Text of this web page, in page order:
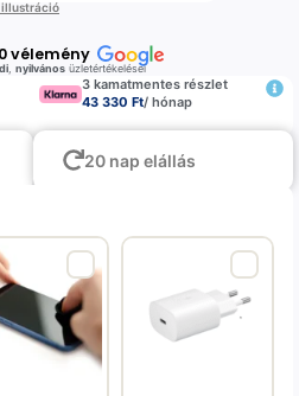
illustráció
vélemény
, nyilvánosüzletértékelései
3 kamatmentes részlet
43 330 Ft/ hónap
20 nap elállás